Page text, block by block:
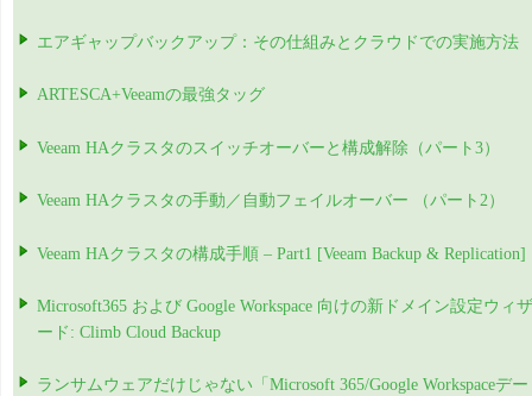
エアギャップバックアップ：その仕組みとクラウドでの実施方法
ARTESCA+Veeamの最強タッグ
Veeam HAクラスタのスイッチオーバーと構成解除（パート3）
Veeam HAクラスタの手動／自動フェイルオーバー （パート2）
Veeam HAクラスタの構成手順 – Part1 [Veeam Backup & Replication]
Microsoft365 および Google Workspace 向けの新ドメイン設定ウィザ
ード: Climb Cloud Backup
ランサムウェアだけじゃない「Microsoft 365/Google Workspaceデー